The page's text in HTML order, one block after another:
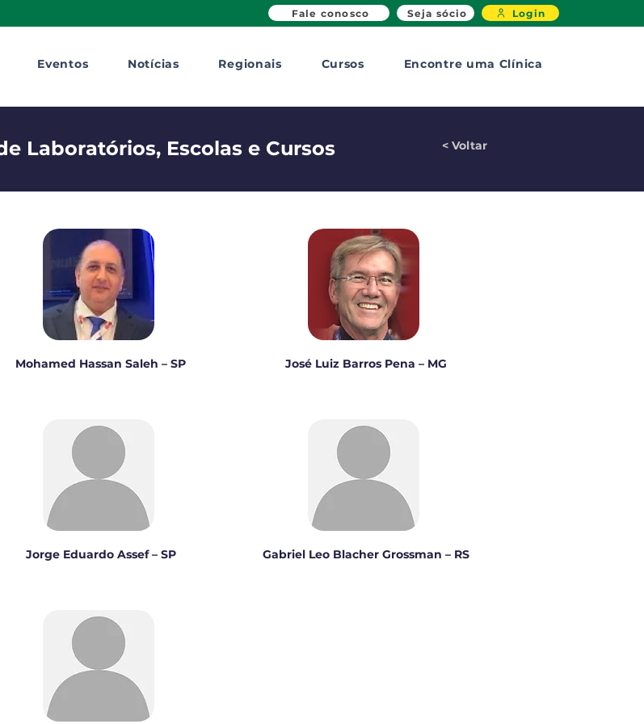
Eventos Notícias Regionais Cursos Encontre uma Clínica
Fale conosco Seja sócio Login
Laboratórios, Escolas e Cursos < Voltar
Mohamed Hassan Saleh – SP
Jorge Eduardo Assef – SP
José Luiz Barros Pena – MG
Gabriel Leo Blacher Grossman – RS